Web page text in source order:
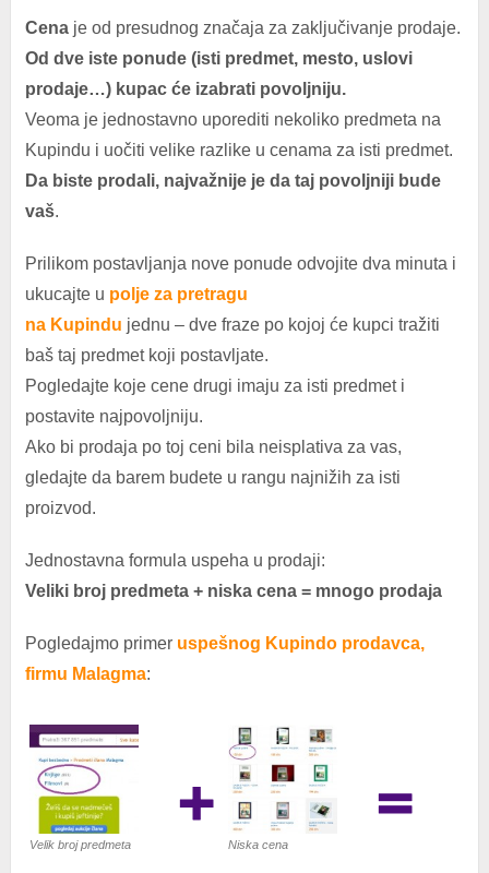
Cena je od presudnog značaja za zaključivanje prodaje.
Od dve iste ponude (isti predmet, mesto, uslovi
prodaje…) kupac će izabrati povoljniju.
Veoma je jednostavno uporediti nekoliko predmeta na
Kupindu i uočiti velike razlike u cenama za isti predmet.
Da biste prodali, najvažnije je da taj povoljniji bude
vaš.
Prilikom postavljanja nove ponude odvojite dva minuta i
ukucajte u polje za pretragu
na Kupindu jednu – dve fraze po kojoj će kupci tražiti
baš taj predmet koji postavljate.
Pogledajte koje cene drugi imaju za isti predmet i
postavite najpovoljniju.
Ako bi prodaja po toj ceni bila neisplativa za vas,
gledajte da barem budete u rangu najnižih za isti
proizvod.
Jednostavna formula uspeha u prodaji:
Veliki broj predmeta + niska cena = mnogo prodaja
Pogledajmo primer uspešnog Kupindo prodavca,
firmu Malagma:
Velik broj predmeta Niska cena